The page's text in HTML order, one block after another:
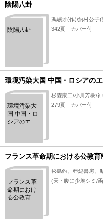
陰陽八卦
陰陽八卦
馮驥才(作)/納村公子
342頁 カバー付
環境汚染大国 中国・ロシアの
環境汚染大
国 中国・ロ
シアのエネ
杉森康二/小川芳樹/
279頁 カバー付
フランス革命期における公教育
フランス革
命期におけ
る公教育制
松島鈞、亜紀書房、
(天・腹に少埃シミ/